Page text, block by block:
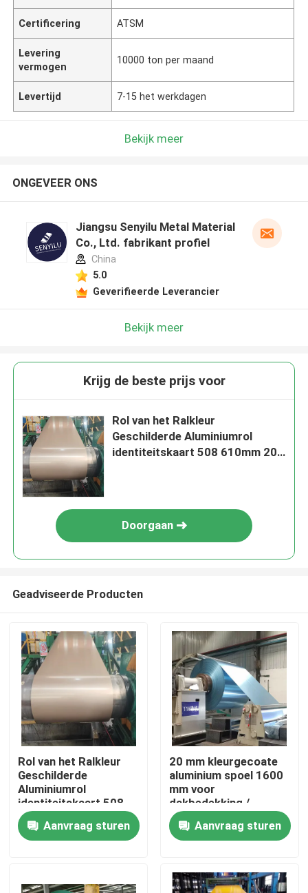
Thuis
Producten
Videos
Certificering ATSM
Levering
vermogen
10000 ton per maand
Levertijd 7-15 het werkdagen
Bekijk meer
ONGEVEER ONS
Jiangsu Senyilu Metal Material
Co., Ltd. fabrikant profiel
China
5.0
Geverifieerde Leverancier
Bekijk meer
Krijg de beste prijs voor
Rol van het Ralkleur
Geschilderde Aluminiumrol
identiteitskaart 508 610mm 20 -
Doorgaan
Geadviseerde Producten
Rol van het Ralkleur
Geschilderde
Aluminiumrol
identiteitskaart 508
610mm 20 - 25um-
Deklaagdikte
Aanvraag sturen
20 mm kleurgecoate
aluminium spoel 1600
mm voor
dakbedekking /
plafond / muur
Aanvraag sturen